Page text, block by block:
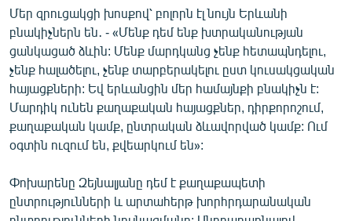
Մեր զրուցակցի խոսքով՝ բոլորն էլ նույն Երևանի
բնակիչներն են․ - «Մենք դեմ ենք խտրականության
ցանկացած ձևին: Մենք մարդկանց չենք հետապնդելու,
չենք հալածելու, չենք տարբերակելու ըստ կուսակցական
հայացքների: Եվ երևանցին մեր համայնքի բնակիչն է:
Մարդիկ ունեն քաղաքական հայացքներ, դիրքորոշում,
քաղաքական կամք, ընտրական ձևավորված կամք: Ում
օգտին ուզում են, քվեարկում են»:
Փոխարենը Զեյնալյանը դեմ է քաղաքապետի
ընտրությունների և արտահերթ խորհրդարանական